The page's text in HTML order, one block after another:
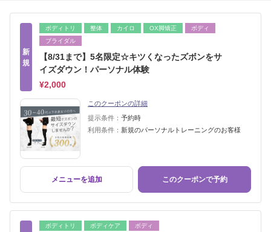
新
規
ボディトリ 整体 カイロ OX脚矯正
ボディ
ブライダル
【8/31まで】5名限定☆キツくなったズボンをサ
イズダウン！パーソナル体験
¥2,000
このクーポンの詳細
提示条件： 予約時
利用条件： 新規のパーソナルトレーニングのお客様
メニューを追加 このクーポンで予約
ボディトリ ボディケア ボディ